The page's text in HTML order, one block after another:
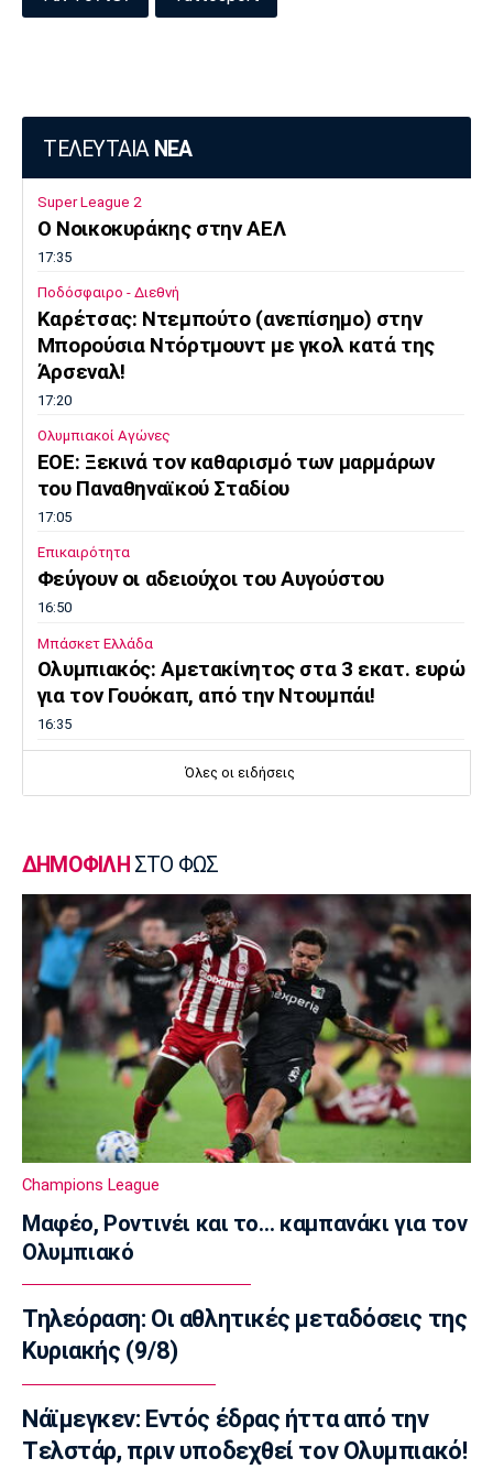
ΤΕΛΕΥΤΑΙΑ ΝΕΑ
Super League 2
O Noικοκυράκης στην ΑΕΛ
17:35
Ποδόσφαιρο - Διεθνή
Kαρέτσας: Ντεμπούτο (ανεπίσημο) στην
Μπορούσια Ντόρτμουντ με γκολ κατά της
Άρσεναλ!
17:20
Ολυμπιακοί Αγώνες
EOE: Ξεκινά τον καθαρισμό των μαρμάρων
του Παναθηναϊκού Σταδίου
17:05
Επικαιρότητα
Φεύγουν οι αδειούχοι του Αυγούστου
16:50
Μπάσκετ Ελλάδα
Oλυμπιακός: Αμετακίνητος στα 3 εκατ. ευρώ
για τον Γουόκαπ, από την Ντουμπάι!
16:35
Γιώργος Μασούρας: Ανακοινώθηκε από τη
Πόλο
Ευρωπαϊκό Πρωτάθλημα Νέων Ανδρών:
Αναχώρησε για τη Βουλγαρία η Εθνική
16:05
Super League 2
Απόλλων Καλαμαριάς: Ενισχύθηκε με τον
Βοριαζίδη
15:50
Αρχίζει το Ευρωπαϊκό Πρωτάθλημα στίβου
στο Μπέρμιγχαμ
15:35
Μπάσκετ Ελλάδα
Μουρατίδης: «Στο NBA Summer League
μαθαίνεις την αγορά»
15:20
EuroLeague
Χάποελ Τελ Αβίβ: Τέλος ο Κουλέτσοφ
Μπάσκετ Ελλάδα
Κουκουλεκίδης: «Στη Σαουδική Αραβία βρήκα
Όλες οι ειδήσεις
ΔΗΜΟΦΙΛΗ ΣΤΟ ΦΩΣ
Champions League
Μαφέο, Ροντινέι και το… καμπανάκι για τον
Ολυμπιακό
Τηλεόραση: Οι αθλητικές μεταδόσεις της
Κυριακής (9/8)
Νάϊμεγκεν: Εντός έδρας ήττα από την
Tελστάρ, πριν υποδεχθεί τον Ολυμπιακό!